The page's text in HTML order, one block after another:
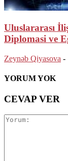
Uluslararası
Diplomasi ve
Zeynəb Qiyasova -
YORUM YOK
CEVAP VER